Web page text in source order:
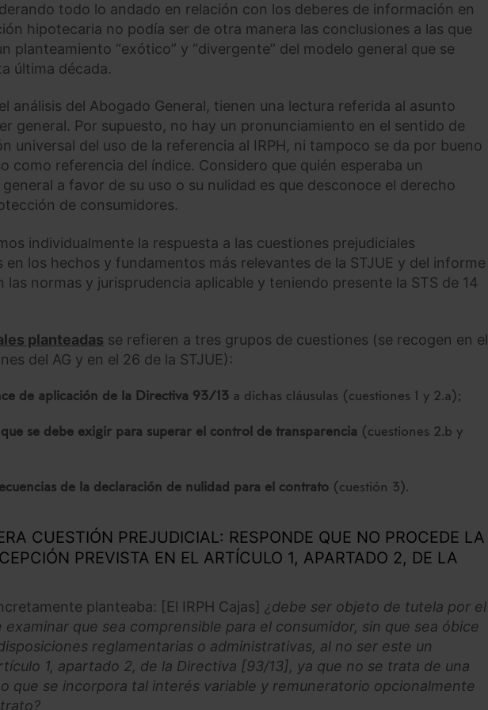
todo lo andado en relación con los deberes de información en
hipotecaria no podía ser de otra manera las conclusiones a las que
planteamiento “exótico” y “divergente” del modelo general que se
última década.
análisis del Abogado General, tienen una lectura referida al asunto
general. Por supuesto, no hay un pronunciamiento en el sentido de
universal del uso de la referencia al IRPH, ni tampoco se da por bueno
como referencia del índice. Considero que quién esperaba un
a favor de su uso o su nulidad es que desconoce el derecho
de consumidores.
individualmente la respuesta a las cuestiones prejudiciales
los hechos y fundamentos más relevantes de la STJUE y del informe
las normas y jurisprudencia aplicable y teniendo presente la STS de 14
planteadas se refieren a tres grupos de cuestiones (se recogen en el
del AG y en el 26 de la STJUE):
de aplicación de la Directiva 93/13 a dichas cláusulas (cuestiones 1 y 2.a);
se debe exigir para superar el control de transparencia (cuestiones 2.b y
de la declaración de nulidad para el contrato (cuestión 3).
CUESTIÓN PREJUDICIAL: RESPONDE QUE NO PROCEDE LA
PREVISTA EN EL ARTÍCULO 1, APARTADO 2, DE LA
planteaba: [El IRPH Cajas] ¿debe ser objeto de tutela por el
que sea comprensible para el consumidor, sin que sea óbice
reglamentarias o administrativas, al no ser este un
1, apartado 2, de la Directiva [93/13], ya que no se trata de una
que se incorpora tal interés variable y remuneratorio opcionalmente